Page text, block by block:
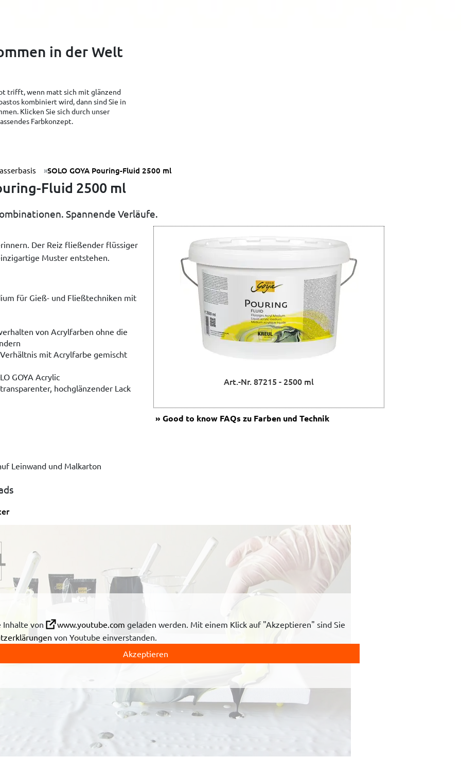
in der Welt
trifft, wenn matt sich mit glänzend
kombiniert wird, dann sind Sie in
Klicken Sie sich durch unser
Farbkonzept.
SOLO GOYA Pouring-Fluid 2500 ml
Fluid 2500 ml
Spannende Verläufe.
Der Reiz fließender flüssiger
Muster entstehen.
für Gieß- und Fließtechniken mit
von Acrylfarben ohne die
mit Acrylfarbe gemischt
GOYA Acrylic
hochglänzender Lack
Art.-Nr. 87215 - 2500 ml
Good to knowFAQs zu Farben und Technik
Leinwand und Malkarton
Inhalte von www.youtube.com geladen werden. Mit einem Klick auf "Akzeptieren" sind Sie
von Youtube einverstanden.
Akzeptieren